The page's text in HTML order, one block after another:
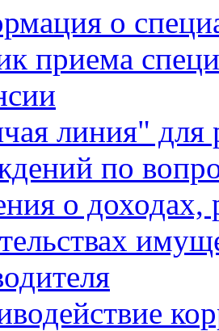
о
приема
линия"
по
о доходах,